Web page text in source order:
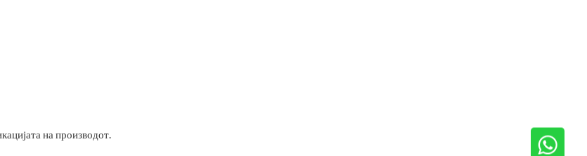
на производот.